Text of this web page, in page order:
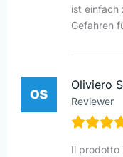
ist einfach
Gefahren
Oliviero
Reviewer
Il prodotto